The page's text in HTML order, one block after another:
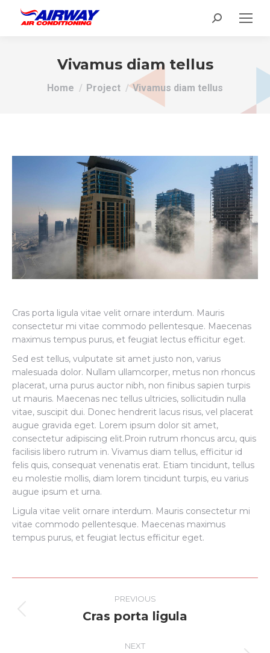
Search:
Vivamus diam tellus
You are here:
Home Project Vivamus diam tellus
Cras porta ligula vitae velit ornare interdum. Mauris
consectetur mi vitae commodo pellentesque. Maecenas
maximus tempus purus, et feugiat lectus efficitur eget.
Sed est tellus, vulputate sit amet justo non, varius
malesuada dolor. Nullam ullamcorper, metus non rhoncus
placerat, urna purus auctor nibh, non finibus sapien turpis
ut mauris. Maecenas nec tellus ultricies, sollicitudin nulla
vitae, suscipit dui. Donec hendrerit lacus risus, vel placerat
augue gravida eget. Lorem ipsum dolor sit amet,
consectetur adipiscing elit.Proin rutrum rhoncus arcu, quis
facilisis libero rutrum in. Vivamus diam tellus, efficitur id
felis quis, consequat venenatis erat. Etiam tincidunt, tellus
eu molestie mollis, diam lorem tincidunt turpis, eu varius
augue ipsum et urna.
Ligula vitae velit ornare interdum. Mauris consectetur mi
vitae commodo pellentesque. Maecenas maximus
tempus purus, et feugiat lectus efficitur eget.
navigation
PREVIOUS
Previous
Cras porta ligula
NEXT